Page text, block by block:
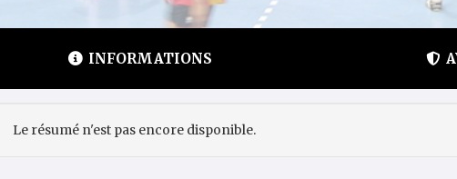
INFORMATIONS
Le résumé n'est pas encore disponible.